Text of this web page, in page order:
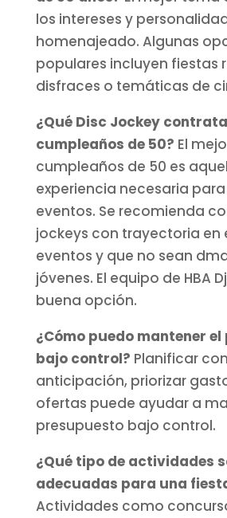
los intereses y
homenajeado. Algunas
populares incluyen fiestas
disfraces o temáticas de
¿Qué Disc Jockey
cumpleaños de 50? El
cumpleaños de 50 es
experiencia necesaria
eventos. Se recomienda
jockeys con trayectoria en
eventos y que no sean
jóvenes. El equipo de HBA
buena opción.
¿Cómo puedo mantener
bajo control? Planificar con
anticipación, priorizar
ofertas puede ayudar a
presupuesto bajo control.
¿Qué tipo de actividades
adecuadas para una
Actividades como